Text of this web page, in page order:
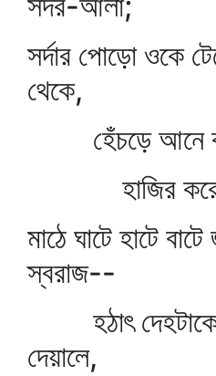
সর্দার পোড়ো ওকে
থেকে,
হেঁচড়ে আনে
হাজির করে
মাঠে ঘাটে হাটে
স্বরাজ--
হঠাৎ দেহটাকে
দেয়ালে,